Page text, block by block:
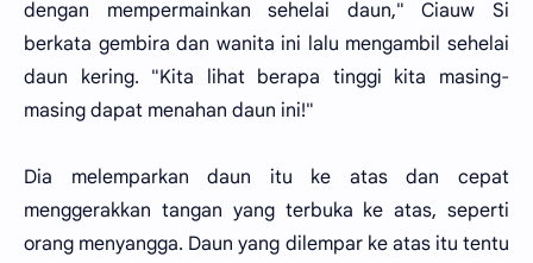
dengan mempermainkan sehelai daun," Ciauw Si
berkata gembira dan wanita ini lalu mengambil sehelai
daun kering. "Kita lihat berapa tinggi kita masing-
masing dapat menahan daun ini!"
Dia melemparkan daun itu ke atas dan cepat
menggerakkan tangan yang terbuka ke atas, seperti
orang menyangga. Daun yang dilempar ke atas itu tentu